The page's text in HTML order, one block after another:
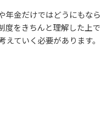
年金だけではどうにもな
度をきちんと理解した上
ていく必要があります。